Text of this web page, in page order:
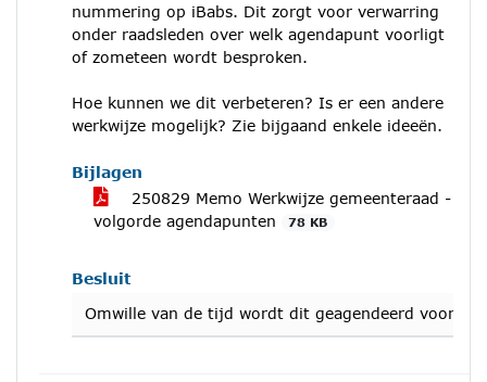
nummering op iBabs. Dit zorgt voor verwarring
onder raadsleden over welk agendapunt voorligt
of zometeen wordt besproken.
Hoe kunnen we dit verbeteren? Is er een andere
werkwijze mogelijk? Zie bijgaand enkele ideeën.
Bijlagen
250829 Memo Werkwijze gemeenteraad -
volgorde agendapunten
78 KB
Besluit
Omwille van de tijd wordt dit geagendeerd voor de